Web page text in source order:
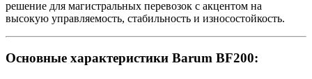
решение для магистральных перевозок с акцентом на
высокую управляемость, стабильность и износостойкость.
Основные характеристики Barum BF200: